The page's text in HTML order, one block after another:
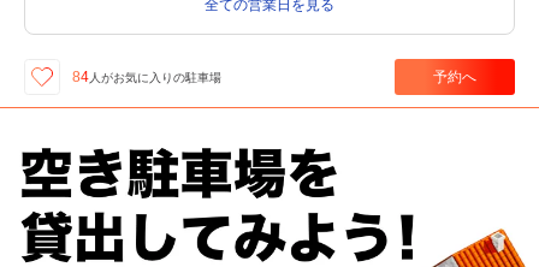
全ての営業日を見る
84 人がお気に入りの駐車場 予約へ